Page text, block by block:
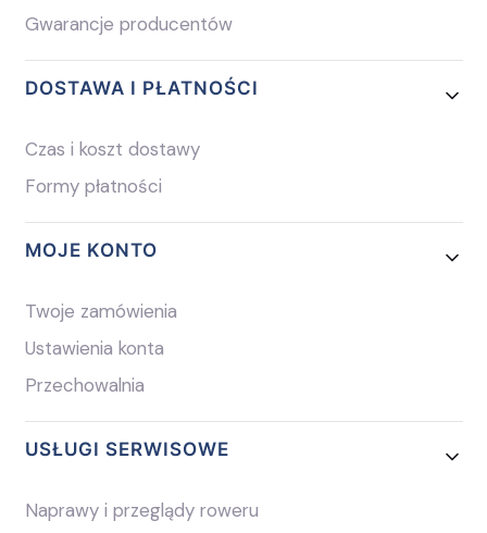
Gwarancje producentów
DOSTAWA I PŁATNOŚCI
Czas i koszt dostawy
Formy płatności
MOJE KONTO
Twoje zamówienia
Ustawienia konta
Przechowalnia
USŁUGI SERWISOWE
Naprawy i przeglądy roweru